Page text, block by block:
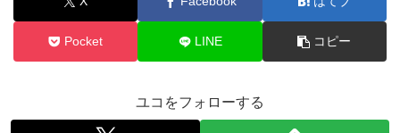
Pocket LINE コピー
ユコをフォローする